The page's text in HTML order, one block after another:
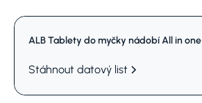
ALB Tablety do myčky nádobí All in one
Stáhnout datový list